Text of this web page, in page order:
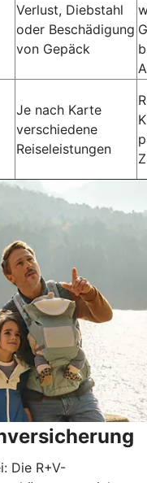
Verlust, Diebstahl
oder Beschädigung
von Gepäck
Je nach Karte
verschiedene
Reiseleistungen
Die R+V-